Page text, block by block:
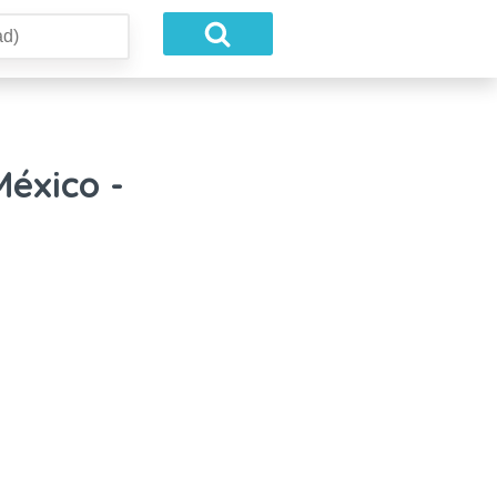
-